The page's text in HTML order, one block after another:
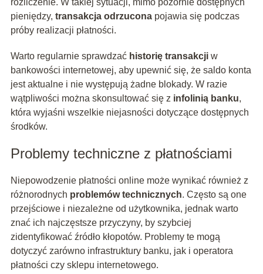
rozliczenie. W takiej sytuacji, mimo pozornie dostępnych
pieniędzy, transakcja odrzuconapojawia się podczas
próby realizacji płatności.
Warto regularnie sprawdzać historię transakcjiw
bankowości internetowej, aby upewnić się, że saldo konta
jest aktualne i nie występują żadne blokady. W razie
wątpliwości można skonsultować się z infolinią banku,
która wyjaśni wszelkie niejasności dotyczące dostępnych
środków.
Problemy techniczne z płatnościami
Niepowodzenie płatności online może wynikać również z
różnorodnych problemów technicznych. Często są one
przejściowe i niezależne od użytkownika, jednak warto
znać ich najczęstsze przyczyny, by szybciej
zidentyfikować źródło kłopotów. Problemy te mogą
dotyczyć zarówno infrastruktury banku, jak i operatora
płatności czy sklepu internetowego.